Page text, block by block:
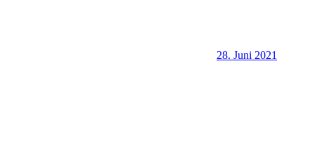
28. Juni 2021